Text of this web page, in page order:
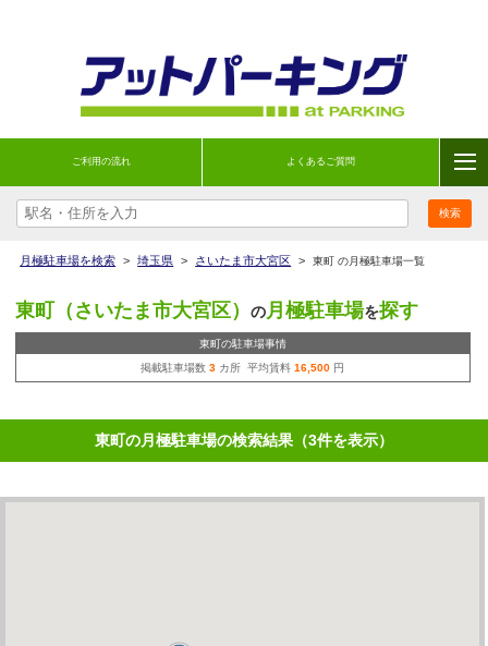
ご利用の流れ よくあるご質問
月極駐車場を検索 > 埼玉県 > さいたま市大宮区 > 東町 の月極駐車場一覧
東町（さいたま市大宮区） の月極駐車場を探す
東町の駐車場事情
掲載駐車場数3 カ所 平均賃料16,500 円
東町の月極駐車場の検索結果（3件を表示）